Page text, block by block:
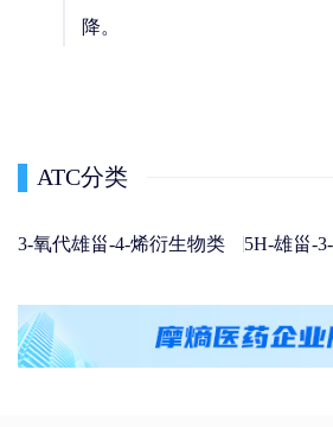
降。
ATC分类
3-氧代雄甾-4-烯衍生物类 5H-雄甾-